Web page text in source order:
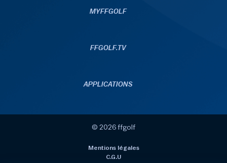
MYFFGOLF
FFGOLF.TV
APPLICATIONS
© 2026 ffgolf
Mentions légales
C.G.U